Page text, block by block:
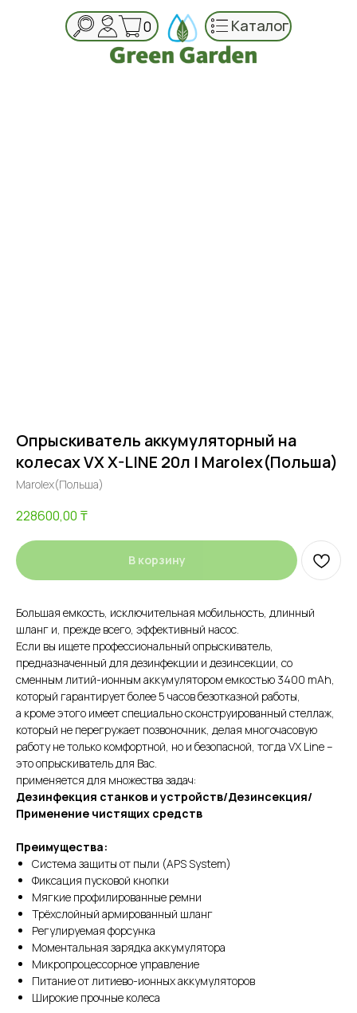
0 Каталог
Опрыскиватель аккумуляторный на
колесах VX X-LINE 20л | Marolex(Польша)
Marolex(Польша)
228600,00 ₸
В корзину
Большая емкость, исключительная мобильность, длинный
шланг и, прежде всего, эффективный насос.
Если вы ищете профессиональный опрыскиватель,
предназначенный для дезинфекции и дезинсекции, со
сменным литий-ионным аккумулятором емкостью 3400 mAh,
который гарантирует более 5 часов безотказной работы,
а кроме этого имеет специально сконструированный стеллаж,
который не перегружает позвоночник, делая многочасовую
работу не только комфортной, но и безопасной, тогда VX Line –
это опрыскиватель для Вас.
применяется для множества задач:
Дезинфекция станков и устройств/Дезинсекция/
Применение чистящих средств
Преимущества:
Система защиты от пыли (APS System)
Фиксация пусковой кнопки
Мягкие профилированные ремни
Трёхслойный армированный шланг
Регулируемая форсунка
Моментальная зарядка аккумулятора
Микропроцессорное управление
Питание от литиево-ионных аккумуляторов
Широкие прочные колеса